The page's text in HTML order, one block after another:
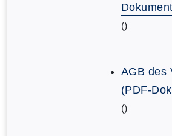
()
AGB des
(PDF-
()